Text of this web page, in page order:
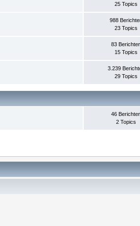
25 Topics
988
23 Topics
83
15 Topics
3.239
29 Topics
46
2 Topics